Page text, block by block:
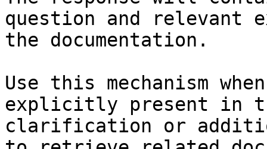
question and relevant
the documentation.
Use this mechanism
explicitly present in
clarification or